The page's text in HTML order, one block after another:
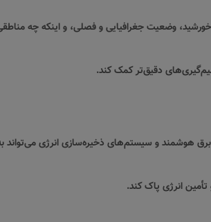
وضعیت جغرافیایی و فصلی، و اینکه چه
دقیق‌تر کمک کند.
هوشمند و سیستم‌های ذخیره‌سازی انرژی می‌تواند
انرژی پاک کند.